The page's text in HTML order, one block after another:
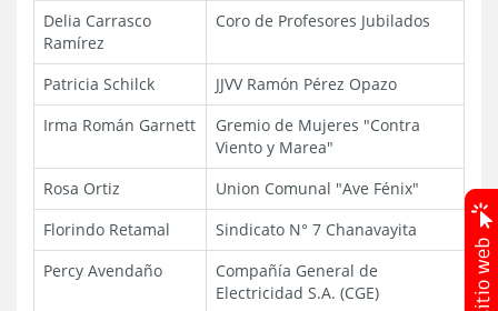
Delia Carrasco
Ramírez
Coro de Profesores Jubilados
Patricia Schilck
JJVV Ramón Pérez Opazo
Irma Román Garnett
Gremio de Mujeres "Contra
Viento y Marea"
Rosa Ortiz
Union Comunal "Ave Fénix"
Florindo Retamal
Sindicato N° 7 Chanavayita
Percy Avendaño
Compañía General de
Electricidad S.A. (CGE)